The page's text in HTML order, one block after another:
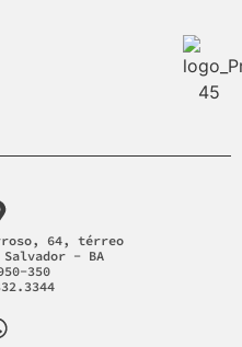
64, térreo
- BA
350